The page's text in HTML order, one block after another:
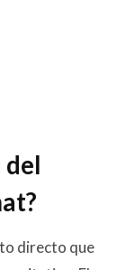
del
directo que